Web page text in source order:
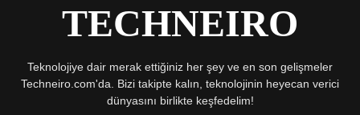
TECHNEIRO
Teknolojiye dair merak ettiğiniz her şey ve en son gelişmeler
Techneiro.com'da. Bizi takipte kalın, teknolojinin heyecan verici
dünyasını birlikte keşfedelim!